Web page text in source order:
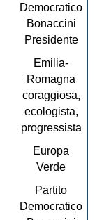
Democratico
Bonaccini
Presidente
Emilia-
Romagna
coraggiosa,
ecologista,
progressista
Europa
Verde
Partito
Democratico